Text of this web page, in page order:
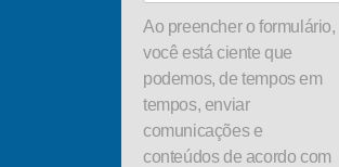
Ao preencher o formulário,
você está ciente que
podemos, de tempos em
tempos, enviar
comunicações e
conteúdos de acordo com